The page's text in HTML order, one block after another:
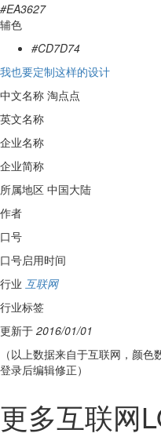
#EA3627
辅色
#CD7D74
我也要定制这样的设计
中文名称 淘点点
英文名称
企业名称
企业简称
所属地区 中国大陆
作者
口号
口号启用时间
行业 互联网
行业标签
更新于 2016/01/01
（以上数据来自于互联网，颜
登录后编辑修正）
更多互联网